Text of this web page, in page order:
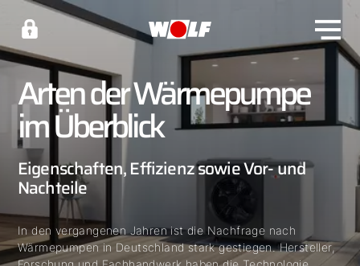
Arten der Wärmepumpe
im Überblick
Eigenschaften, Effizienz sowie Vor- und
Nachteile
In den vergangenen Jahren ist die Nachfrage nach
Wärmepumpen in Deutschland stark gestiegen. Hersteller,